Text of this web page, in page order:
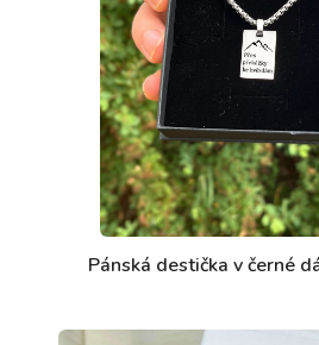
Pánská destička v černé